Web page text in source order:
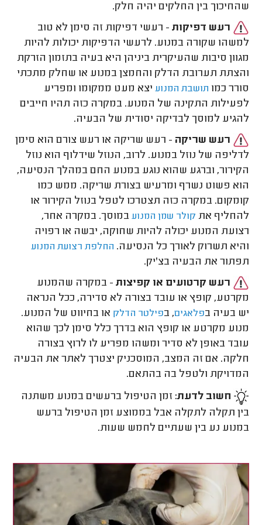
שהחיכוך בין החלקים יהיה חלק.
רעש דפיקות - רעשי דפיקות זה סימן לא טוב
למשהו שקורה במנוע. לרעשי הדפיקות יכולות להיות
מגוון סיבות שהעיקרית ביניהן היא בעיה בתזמון הזרקת
והצתת תערובת הדלק והחמצן במנוע או שחלק מתכתי
סורר כמו תושבת המנוע יצא מעט ממקומו ומפריע
לפעילות התקינה של המנוע. במקרה כזה תהיו חייבים
להגיע למוסך לבדיקה יסודית של הבעיה.
רעש שריקה - רעש שריקה או רעש צורם הוא סימן
לדליפה של נוזל במנוע. לרוב, הנוזל שידלוף הוא נוזל
הקירור, וברגע שהוא נוגע במנוע החם במהלך הנסיעה,
הוא פשוט נשרף ומרעיש בצורת שריקה. ממש כמו
קומקום. במקרה כזה תצטרכו לטפל בנוזל הקירור או
להחליף את קולר שמן המנוע במוסך. במקרה אחר,
רצועת המנוע יכולה להיות שחוקה, יבשה או רפויה
והיא תשרוק לאורך כל הנסיעה. החלפת רצועת המנוע
תפתור את הבעיה בצ'יק.
רעש קרטועים או קפיצות - במקרה שהמנוע
מקרטע, קופץ או עובד בצורה לא סדירה, ככל הנראה
יש בעיה בפלאגים, בפילטר הדלק או בחיווט של המנוע.
מנוע מקרטע או קופץ הוא בדרך כלל סימן לכך שהוא
עובד באופן לא סדיר ומשהו מפריע לו לרוץ בצורה
חלקה. אם זה המצב, המוסכניק יצטרך לאתר את הבעיה
המדויקת ולטפל בה בהתאם.
חשוב לדעת: זמן הטיפול ברעשים במנוע משתנה
בין תקלה לתקלה אבל בממוצע זמן הטיפול ברעש
במנוע נע בין שעתיים לחמש שעות.